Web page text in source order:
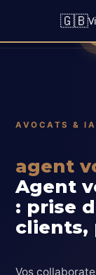
AVOCATS &
agent
Agent
: prise
clients,
Vos
🇬🇧